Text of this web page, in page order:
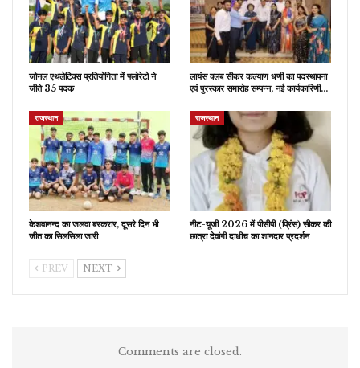
जोनल एथलेटिक्स प्रतियोगिता में फ्लोरेटो ने
जीते 35 पदक
लायंस क्लब सीकर कल्याण धणी का पदस्थापना
एवं पुरस्कार समारोह सम्पन्न, नई कार्यकारिणी…
राजस्थान
केशवानन्द का जलवा बरकरार, दूसरे दिन भी
जीत का सिलसिला जारी
राजस्थान
नीट-यूजी 2026 में पीसीपी (प्रिंस) सीकर की
छात्रा देवांगी दाधीच का शानदार प्रदर्शन
PREV NEXT
Comments are closed.